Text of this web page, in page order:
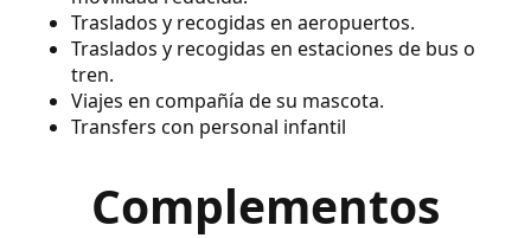
Traslados y recogidas en aeropuertos.
Traslados y recogidas en estaciones de bus o
tren.
Viajes en compañía de su mascota.
Transfers con personal infantil
Complementos